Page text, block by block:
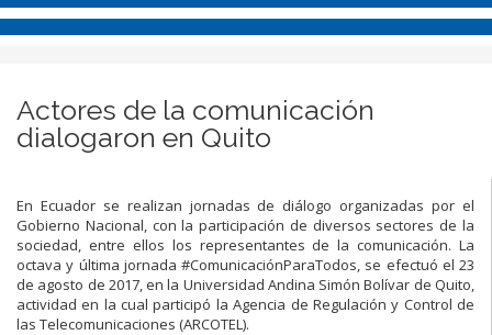
Actores de la comunicación
dialogaron en Quito
En Ecuador se realizan jornadas de diálogo organizadas por el
Gobierno Nacional, con la participación de diversos sectores de la
sociedad, entre ellos los representantes de la comunicación. La
octava y última jornada #ComunicaciónParaTodos, se efectuó el 23
de agosto de 2017, en la Universidad Andina Simón Bolívar de Quito,
actividad en la cual participó la Agencia de Regulación y Control de
las Telecomunicaciones (ARCOTEL).